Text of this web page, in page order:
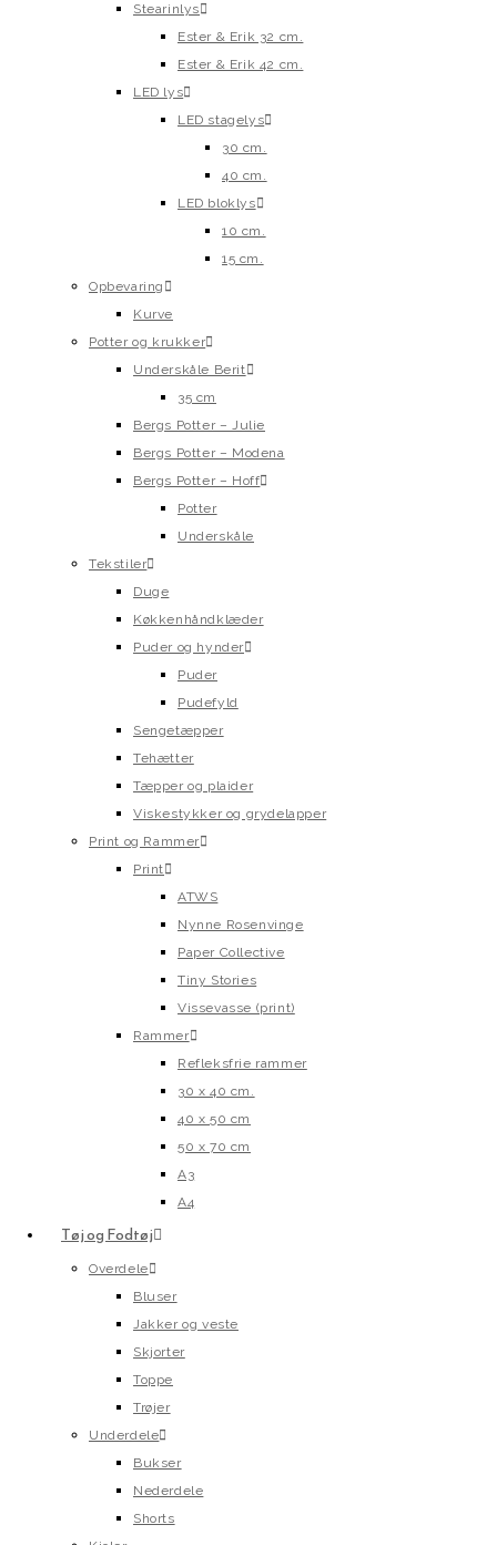
Stearinlys
Ester & Erik 32 cm.
Ester & Erik 42 cm.
LED lys
LED stagelys
30 cm.
40 cm.
LED bloklys
10 cm.
15 cm.
Opbevaring
Kurve
Potter og krukker
Underskåle Berit
35 cm
Bergs Potter – Julie
Bergs Potter – Modena
Bergs Potter – Hoff
Potter
Underskåle
Tekstiler
Duge
Køkkenhåndklæder
Puder og hynder
Puder
Pudefyld
Sengetæpper
Tehætter
Tæpper og plaider
Viskestykker og grydelapper
Print og Rammer
Print
ATWS
Nynne Rosenvinge
Paper Collective
Tiny Stories
Vissevasse (print)
Rammer
Refleksfrie rammer
30 x 40 cm.
40 x 50 cm
50 x 70 cm
A3
A4
Tøj og Fodtøj
Overdele
Bluser
Jakker og veste
Skjorter
Toppe
Trøjer
Underdele
Bukser
Nederdele
Shorts